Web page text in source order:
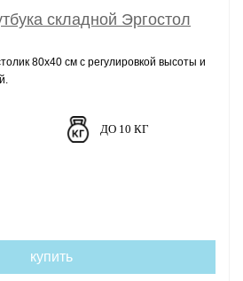
складной Эргостол
80х40 см с регулировкой высоты и
ДО 10 КГ
купить